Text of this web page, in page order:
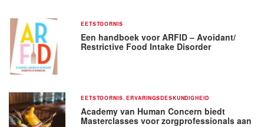
EETSTOORNIS
Een handboek voor ARFID – Avoidant/
Restrictive Food Intake Disorder
EETSTOORNIS ,ERVARINGSDESKUNDIGHEID
Academy van Human Concern biedt
Masterclasses voor zorgprofessionals aan